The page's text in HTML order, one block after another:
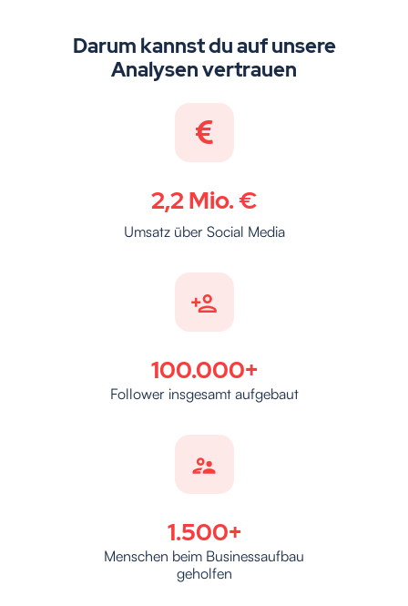
Darum kannst du auf unsere
Analysen vertrauen
2,2 Mio. €
Umsatz über Social Media
100.000+
Follower insgesamt aufgebaut
1.500+
Menschen beim Businessaufbau
geholfen